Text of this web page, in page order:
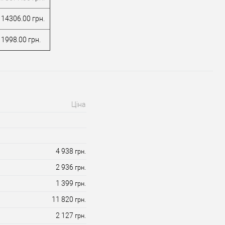
У обране
грн.
грн.
Ціна
4 938 грн.
2 936 грн.
1 399 грн.
11 820 грн.
2 127 грн.